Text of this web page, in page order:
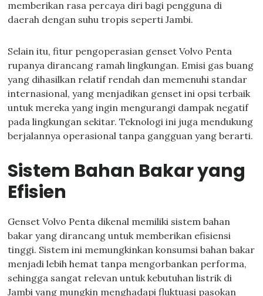
memberikan rasa percaya diri bagi pengguna di
daerah dengan suhu tropis seperti Jambi.
Selain itu, fitur pengoperasian genset Volvo Penta
rupanya dirancang ramah lingkungan. Emisi gas buang
yang dihasilkan relatif rendah dan memenuhi standar
internasional, yang menjadikan genset ini opsi terbaik
untuk mereka yang ingin mengurangi dampak negatif
pada lingkungan sekitar. Teknologi ini juga mendukung
berjalannya operasional tanpa gangguan yang berarti.
Sistem Bahan Bakar yang
Efisien
Genset Volvo Penta dikenal memiliki sistem bahan
bakar yang dirancang untuk memberikan efisiensi
tinggi. Sistem ini memungkinkan konsumsi bahan bakar
menjadi lebih hemat tanpa mengorbankan performa,
sehingga sangat relevan untuk kebutuhan listrik di
Jambi yang mungkin menghadapi fluktuasi pasokan